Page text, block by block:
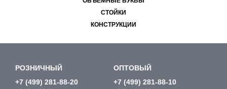
СТОЙКИ
КОНСТРУКЦИИ
РОЗНИЧНЫЙ
+7 (499) 281-88-20
ОПТОВЫЙ
+7 (499) 281-88-10